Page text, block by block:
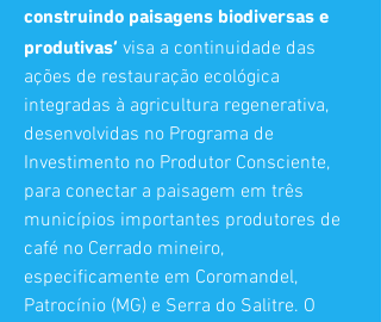
construindo paisagens biodiversas e
produtivas’ visa a continuidade das
ações de restauração ecológica
integradas à agricultura regenerativa,
desenvolvidas no Programa de
Investimento no Produtor Consciente,
para conectar a paisagem em três
municípios importantes produtores de
café no Cerrado mineiro,
especificamente em Coromandel,
Patrocínio (MG) e Serra do Salitre. O